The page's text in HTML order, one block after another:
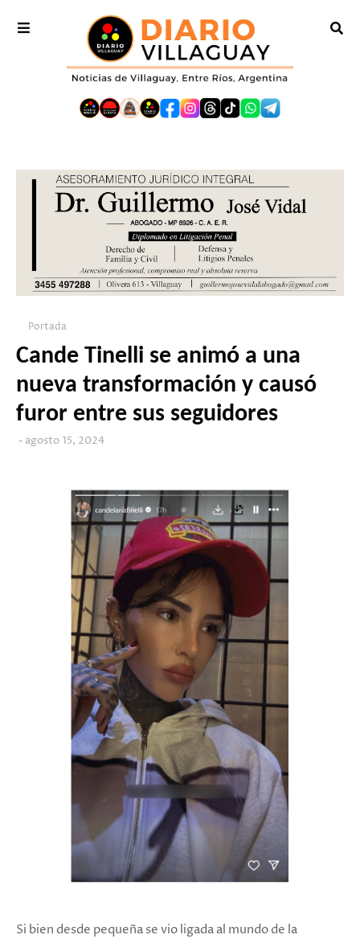
Portada
Cande Tinelli se animó a una
nueva transformación y causó
furor entre sus seguidores
agosto 15, 2024
Si bien desde pequeña se vio ligada al mundo de la